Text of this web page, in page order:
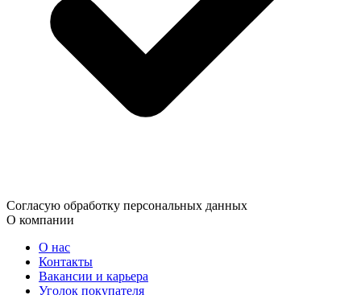
Согласую обработку персональных данных
О компании
О нас
Контакты
Вакансии и карьера
Уголок покупателя